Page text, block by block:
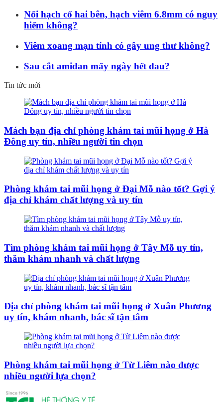
Nổi hạch cổ hai bên, hạch viêm 6.8mm có nguy
hiểm không?
Viêm xoang mạn tính có gây ung thư không?
Sau cắt amidan mấy ngày hết đau?
Tin tức mới
Mách bạn địa chỉ phòng khám tai mũi họng ở Hà
Đông uy tín, nhiều người tin chọn
Phòng khám tai mũi họng ở Đại Mỗ nào tốt? Gợi ý
địa chỉ khám chất lượng và uy tín
Tìm phòng khám tai mũi họng ở Tây Mỗ uy tín,
thăm khám nhanh và chất lượng
Địa chỉ phòng khám tai mũi họng ở Xuân Phương
uy tín, khám nhanh, bác sĩ tận tâm
Phòng khám tai mũi họng ở Từ Liêm nào được
nhiều người lựa chọn?